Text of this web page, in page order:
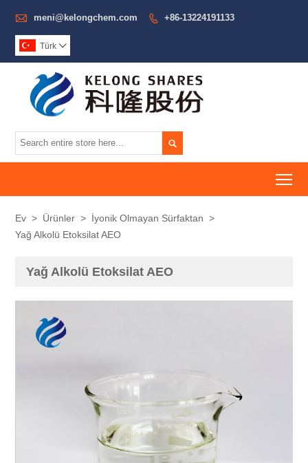
 meni@kelongchem.com  +86-13224191133
Türk 

Ev > Ürünler > İyonik Olmayan Sürfaktan >
Yağ Alkolü Etoksilat AEO
Yağ Alkolü Etoksilat AEO